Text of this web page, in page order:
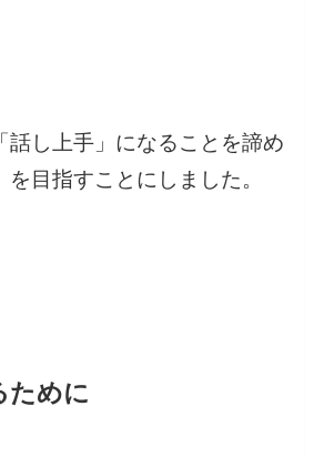
話し上手」になることを諦め
目指すことにしました。
ために